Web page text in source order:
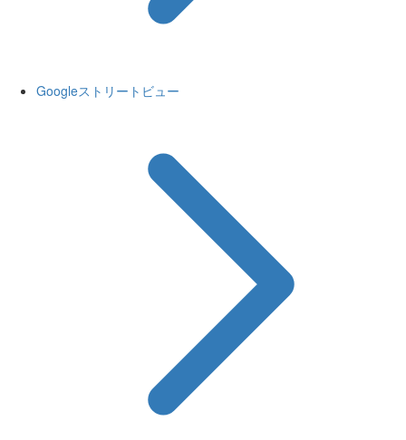
Googleストリートビュー